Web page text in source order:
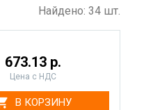
Найдено: 34 шт.
673.13 р.
Цена с НДС
В КОРЗИНУ